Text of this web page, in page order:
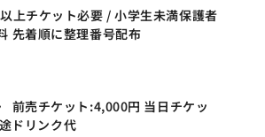
上チケット必要 / 小学生未満保護者
先着順に整理番号配布
前売チケット:4,000円 当日チケッ
ドリンク代